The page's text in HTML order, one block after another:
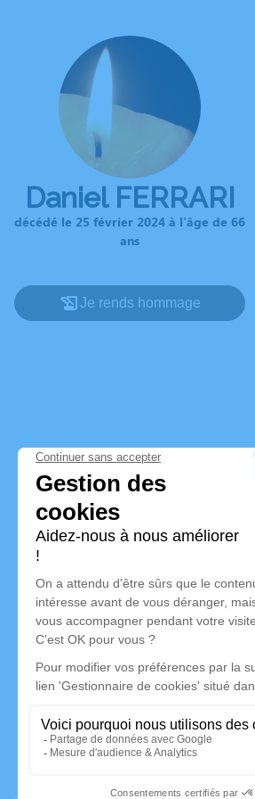
Daniel FERRARI
décédé le 25 février 2024 à l'âge de 66
ans
Je rends hommage